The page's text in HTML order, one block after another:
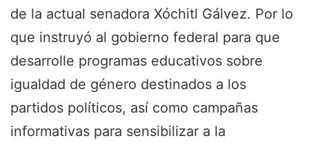
de la actual senadora Xóchitl Gálvez. Por lo
que instruyó al gobierno federal para que
desarrolle programas educativos sobre
igualdad de género destinados a los
partidos políticos, así como campañas
informativas para sensibilizar a la